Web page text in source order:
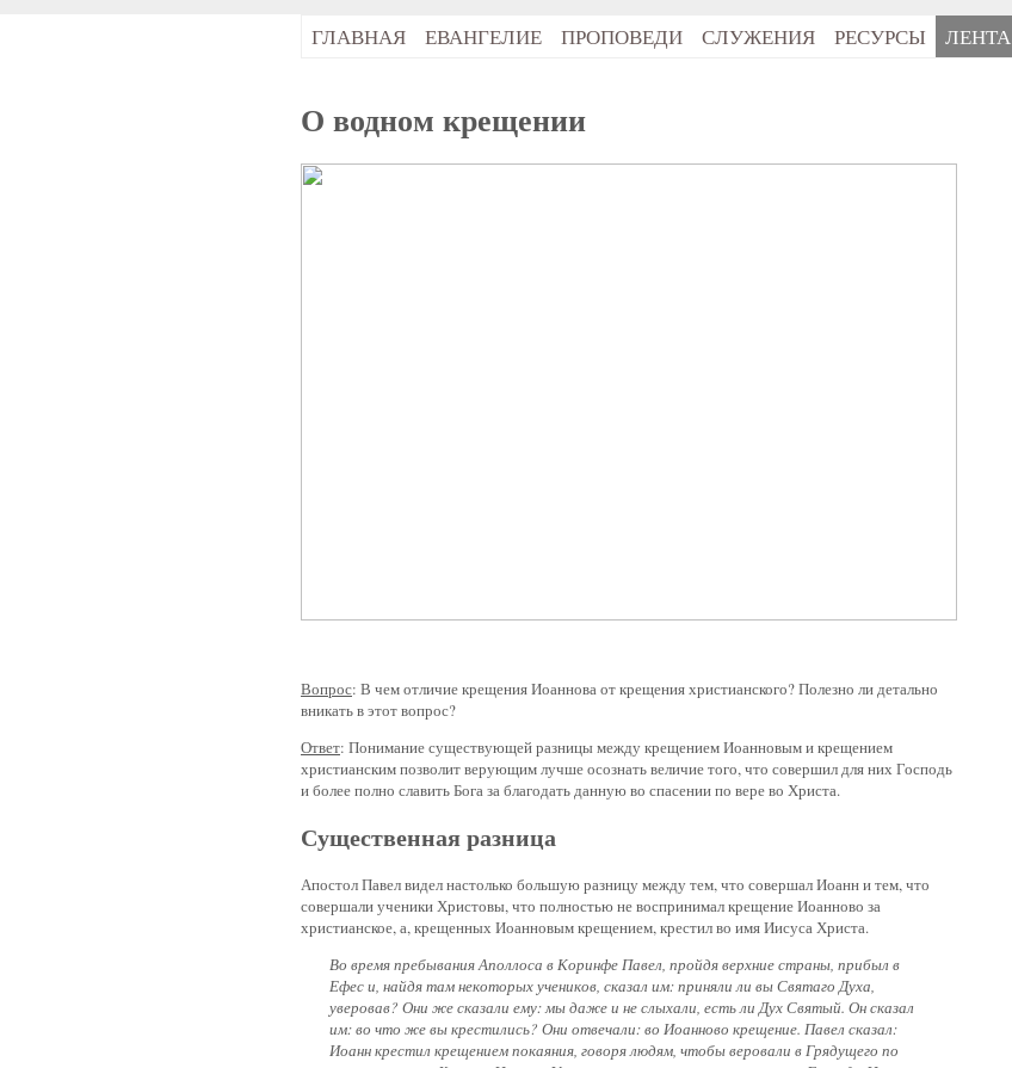
ГЛАВНАЯ ЕВАНГЕЛИЕ ПРОПОВЕДИ СЛУЖЕНИЯ РЕСУРСЫ ЛЕНТА
О водном крещении
Вопрос: В чем отличие крещения Иоаннова от крещения христианского? Полезно ли детально
вникать в этот вопрос?
Ответ: Понимание существующей разницы между крещением Иоанновым и крещением
христиан­ским позволит верующим лучше осознать величие того, что совершил для них Господь
и более полно славить Бога за благодать данную во спасении по вере во Христа.
Существенная разница
Апостол Павел видел настолько большую разницу между тем, что совершал Иоанн и тем, что
совершали ученики Христовы, что полностью не воспринимал крещение Иоанново за
христианское, а, крещенных Иоанновым крещением, крестил во имя Иисуса Христа.
Во время пребывания Аполлоса в Коринфе Павел, пройдя верхние страны, прибыл в
Ефес и, найдя там некоторых учеников, сказал им: приняли ли вы Святаго Духа,
уверовав? Они же сказали ему: мы даже и не слыхали, есть ли Дух Святый. Он сказал
им: во что же вы крестились? Они отвечали: во Иоанново крещение. Павел сказал:
Иоанн крестил крещением покаяния, говоря людям, чтобы веровали в Грядущего по